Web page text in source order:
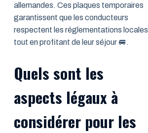
allemandes. Ces plaques temporaires
garantissent que les conducteurs
respectent les réglementations locales
tout en profitant de leur séjour 🚐.
Quels sont les
aspects légaux à
considérer pour les